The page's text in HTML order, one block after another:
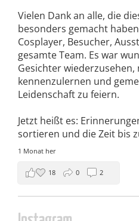
Vielen Dank an alle, die
besonders gemacht
Cosplayer, Besucher,
gesamte Team. Es war
Gesichter wiederzusehen,
kennenzulernen und
Leidenschaft zu feiern.
Jetzt heißt es:
sortieren und die Zeit bis
1 Monat her
18 0 2